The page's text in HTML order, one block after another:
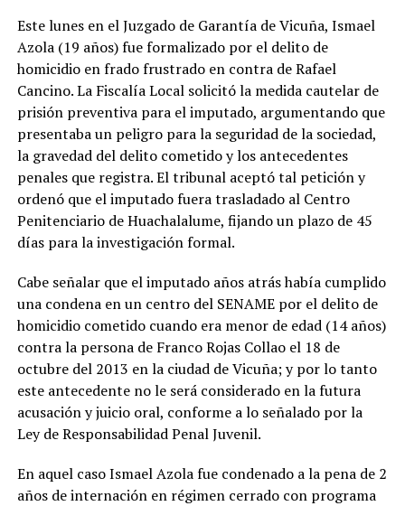
Este lunes en el Juzgado de Garantía de Vicuña, Ismael
Azola (19 años) fue formalizado por el delito de
homicidio en frado frustrado en contra de Rafael
Cancino. La Fiscalía Local solicitó la medida cautelar de
prisión preventiva para el imputado, argumentando que
presentaba un peligro para la seguridad de la sociedad,
la gravedad del delito cometido y los antecedentes
penales que registra. El tribunal aceptó tal petición y
ordenó que el imputado fuera trasladado al Centro
Penitenciario de Huachalalume, fijando un plazo de 45
días para la investigación formal.
Cabe señalar que el imputado años atrás había cumplido
una condena en un centro del SENAME por el delito de
homicidio cometido cuando era menor de edad (14 años)
contra la persona de Franco Rojas Collao el 18 de
octubre del 2013 en la ciudad de Vicuña; y por lo tanto
este antecedente no le será considerado en la futura
acusación y juicio oral, conforme a lo señalado por la
Ley de Responsabilidad Penal Juvenil.
En aquel caso Ismael Azola fue condenado a la pena de 2
años de internación en régimen cerrado con programa